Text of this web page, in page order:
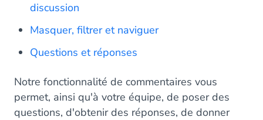
discussion
Masquer, filtrer et naviguer
Questions et réponses
Notre fonctionnalité de commentaires vous
permet, ainsi qu'à votre équipe, de poser des
questions, d'obtenir des réponses, de donner